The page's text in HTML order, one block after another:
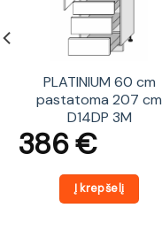
PLATINIUM 60 cm
pastatoma 207 cm
D14DP 3M
386€
Į krepšelį